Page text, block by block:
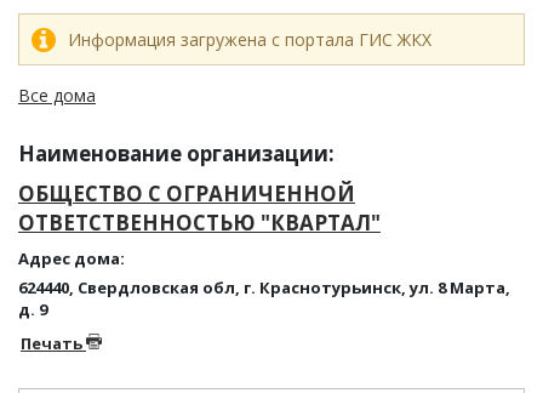
Информация загружена с портала ГИС ЖКХ
Все дома
Наименование организации:
ОБЩЕСТВО С ОГРАНИЧЕННОЙ
ОТВЕТСТВЕННОСТЬЮ "КВАРТАЛ"
Адрес дома:
624440, Свердловская обл, г. Краснотурьинск, ул. 8 Марта,
д. 9
Печать